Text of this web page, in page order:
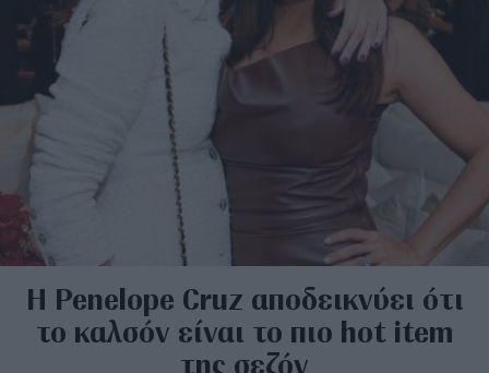
H Penelope Cruz αποδεικνύει ότι
το καλσόν είναι το πιο hot item
της σεζόν